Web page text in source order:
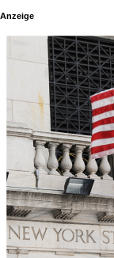
Anzeige